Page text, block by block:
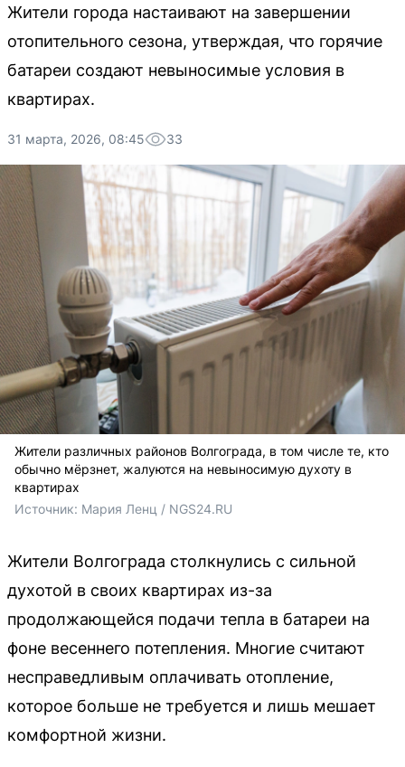
Жители города настаивают на завершении
отопительного сезона, утверждая, что горячие
батареи создают невыносимые условия в
квартирах.
31 марта, 2026, 08:45 33
Жители различных районов Волгограда, в том числе те, кто
обычно мёрзнет, жалуются на невыносимую духоту в
квартирах
Источник: Мария Ленц / NGS24.RU
Жители Волгограда столкнулись с сильной
духотой в своих квартирах из-за
продолжающейся подачи тепла в батареи на
фоне весеннего потепления. Многие считают
несправедливым оплачивать отопление,
которое больше не требуется и лишь мешает
комфортной жизни.